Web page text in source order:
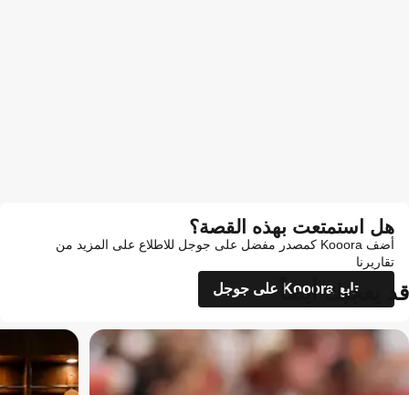
هل استمتعت بهذه القصة؟
أضف Kooora كمصدر مفضل على جوجل للاطلاع على المزيد من
تقاريرنا
تابع Kooora على جوجل
قد يعجبك أيضاً